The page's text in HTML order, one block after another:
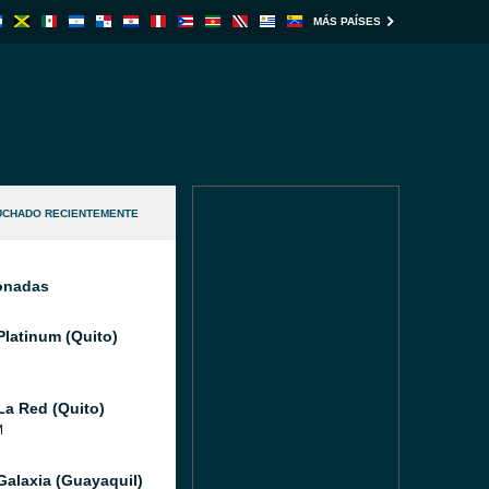
MÁS PAÍSES
RECIENTEMENTE
(Quito)
Red (Quito)
(Guayaquil)